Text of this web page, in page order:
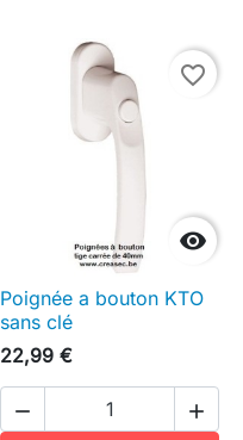

favorite_border
Poignée a bouton KTO
sans clé
22,99 €
 